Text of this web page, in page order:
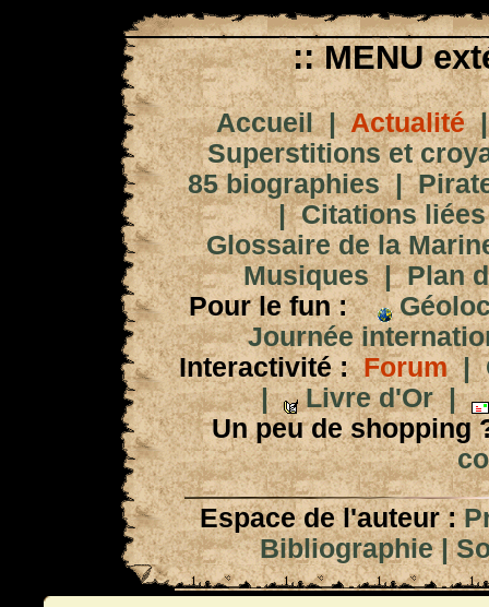
:: MENU
Accueil|Actualité
Superstitions et
85 biographies|
|Citations
Glossaire de la
Musiques|Plan
Pour le fun :
Journée
Interactivité : Forum|
|
Livre d'Or|
Un peu de shopping
Espace de l'auteur :
Bibliographie|